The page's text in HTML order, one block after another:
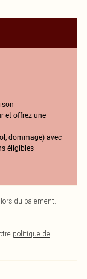
et offrez une
dommage) avec
éligibles
du paiement.
politique de